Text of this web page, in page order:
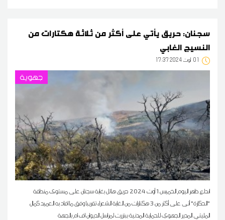
سجنان: حريق يأتي على أكثر من ثلاثة هكتارات من
النسيج الغابي
01 17:37 2024 أوت
جهوية
اندلع ظهر اليوم الخميس 1 أوت 2024 حريق هائل بغابة سجنان على مستوى منطقة
"الحكارة" أتى على أكثر من 3 هكتارات من الغابة الشعراء تقريبا وفق ما افاد به العميد كمال
المليتي المدير الجهوي للحماية المدنية ببنزرت لمراسل الديوان اف ام بالجهة